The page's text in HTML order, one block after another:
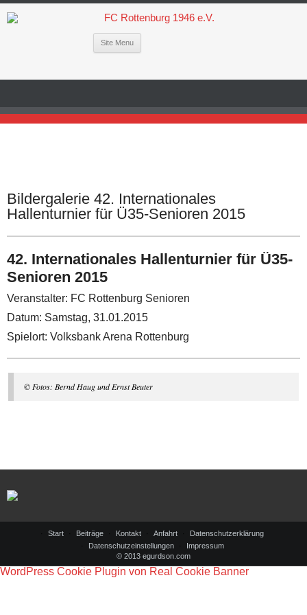
Site Menu
Bildergalerie 42. Internationales
Hallenturnier für Ü35-Senioren 2015
42. Internationales Hallenturnier für Ü35-
Senioren 2015
Veranstalter: FC Rottenburg Senioren
Datum: Samstag, 31.01.2015
Spielort: Volksbank Arena Rottenburg
© Fotos: Bernd Haug und Ernst Beuter
Start Beiträge Kontakt Anfahrt
Datenschutzerklärung
Datenschutzeinstellungen
Impressum
© 2013 egurdson.com
WordPress Cookie Plugin von Real Cookie Banner